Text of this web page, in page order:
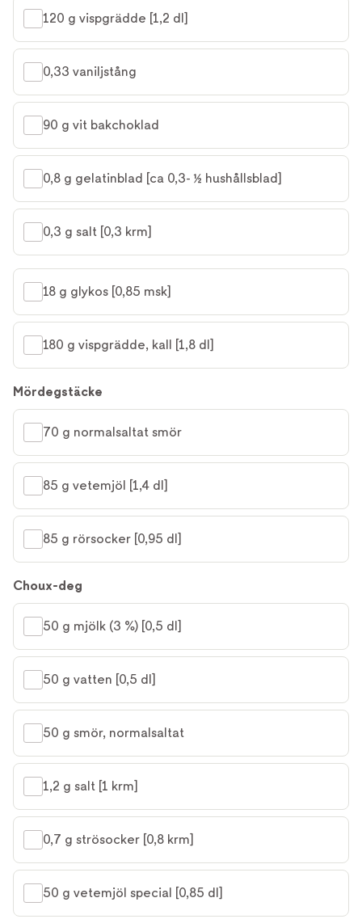
120 g vispgrädde [1,2 dl]
0,33 vaniljstång
90 g vit bakchoklad
0,8 g gelatinblad [ca 0,3- ½ hushållsblad]
0,3 g salt [0,3 krm]
18 g glykos [0,85 msk]
180 g vispgrädde, kall [1,8 dl]
Mördegstäcke
70 g normalsaltat smör
85 g vetemjöl [1,4 dl]
85 g rörsocker [0,95 dl]
Choux-deg
50 g mjölk (3 %) [0,5 dl]
50 g vatten [0,5 dl]
50 g smör, normalsaltat
1,2 g salt [1 krm]
0,7 g strösocker [0,8 krm]
50 g vetemjöl special [0,85 dl]